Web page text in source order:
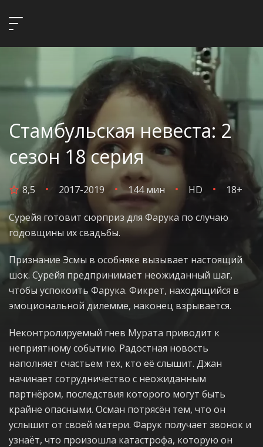
Стамбульская невеста: 2
сезон 18 серия
8,5 2017-2019 144 мин HD 18+
Сурейя готовит сюрприз для Фарука по случаю
годовщины их свадьбы.
Признание Эсмы в особняке вызывает настоящий
шок. Сурейя предпринимает неожиданный шаг,
чтобы успокоить Фарука. Фикрет, находящийся в
эмоциональной дилемме, наконец взрывается.
Неконтролируемый гнев Мурата приводит к
неприятному событию. Радостная новость
наполняет счастьем тех, кто её слышит. Джан
начинает сотрудничество с неожиданным
партнёром, последствия которого могут быть
крайне опасными. Осман потрясён тем, что он
услышит от своей матери. Фарук получает звонок и
узнаёт, что произошла катастрофа, которую он